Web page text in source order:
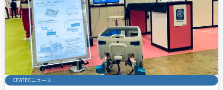
CEATECニュース